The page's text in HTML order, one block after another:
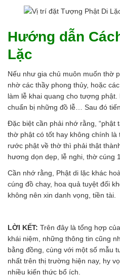
Hướng dẫn
Lặc
Nếu như gia chủ muôn muốn thờ
nhờ các thầy phong thủy, hoặc
làm lễ khai quang cho tượng
chuẩn bị những đồ lễ… Sau đó
Đặc biệt cần phải nhớ rằng, “phật
thờ phật có tốt hay không chính là
rước phật về thờ thì phải thật
hương dọn dẹp, lễ nghi, thờ cúng
Cần nhớ rằng, Phật di lặc khác
cúng đồ chay, hoa quả tuyệt đối
không nên xin danh vọng, tiền tài.
LỜI KẾT: Trên đây là tổng hợp
khái niệm, những thông tin cũng
bằng đồng, cùng với một số mẫu
nhất trên thị trường hiện nay, hy
nhiều kiến thức bổ ích.